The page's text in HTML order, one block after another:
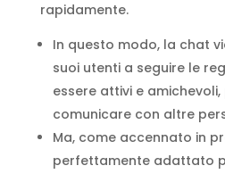
rapidamente.
In questo modo, la chat
suoi utenti a seguire le
essere attivi e
comunicare con altre
Ma, come accennato in
perfettamente adattato